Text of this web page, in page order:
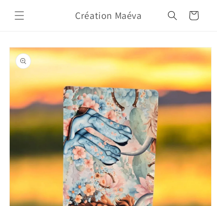
content
Création Maéva Cart
Skip to
product
information